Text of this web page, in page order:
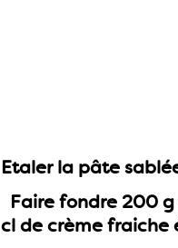
Etaler la pâte
Faire fondre 200
cl de crème fraiche